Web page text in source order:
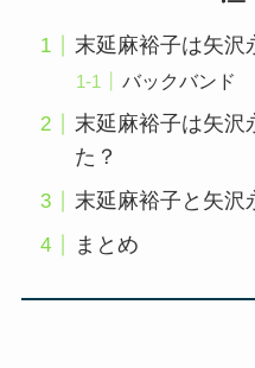
末延麻裕子は矢沢
バックバンド
末延麻裕子は矢沢
た？
末延麻裕子と矢沢
まとめ